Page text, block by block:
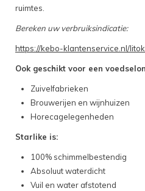
ruimtes.
Bereken uw verbruiksindicatie:
https://kebo-klantenservice.nl/
Ook geschikt voor een
Zuivelfabrieken
Brouwerijen en wijnhuizen
Horecagelegenheden
Starlike is:
100% schimmelbestendig
Absoluut waterdicht
Vuil en water afstotend